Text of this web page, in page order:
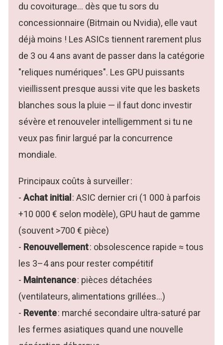
du covoiturage… dès que tu sors du
concessionnaire (Bitmain ou Nvidia), elle vaut
déjà moins ! Les ASICs tiennent rarement plus
de 3 ou 4 ans avant de passer dans la catégorie
"reliques numériques". Les GPU puissants
vieillissent presque aussi vite que les baskets
blanches sous la pluie — il faut donc investir
sévère et renouveler intelligemment si tu ne
veux pas finir largué par la concurrence
mondiale.
Principaux coûts à surveiller :
- Achat initial : ASIC dernier cri (1 000 à parfois
+10 000 € selon modèle), GPU haut de gamme
(souvent >700 € pièce)
- Renouvellement: obsolescence rapide ≈ tous
les 3–4 ans pour rester compétitif
- Maintenance: pièces détachées
(ventilateurs, alimentations grillées...)
- Revente: marché secondaire ultra-saturé par
les fermes asiatiques quand une nouvelle